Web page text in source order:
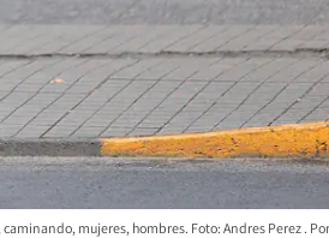
mujeres, hombres. Foto: Andres Perez